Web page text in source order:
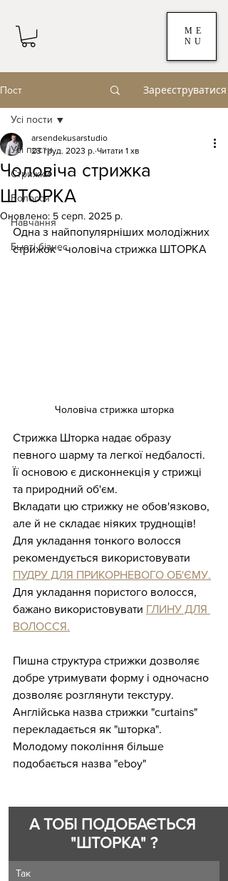
ME
NU
Пост Зареєструватися
Усі пости
Стрижки
Волосся
Навчання
Бьюті бізнес
Усі пости
Чоловіча стрижка
ШТОРКА
arsendekusarstudio
23 груд. 2023 р. Читати 1 хв
Оновлено: 5 серп. 2025 р.
Одна з найпопулярніших молодіжних
стрижок - чоловіча стрижка ШТОРКА
Чоловіча стрижка шторка
Стрижка Шторка надає образу
певного шарму та легкої недбалості.
Її основою є дисконнекція у стрижці
та природний об'єм.
Вкладати цю стрижку не обов'язково,
але й не складає ніяких труднощів!
Для укладання тонкого волосся
рекомендується використовувати
ПУДРУ ДЛЯ ПРИКОРНЕВОГО ОБ'ЄМУ.
Для укладання пористого волосся,
бажано використовувати ГЛИНУ ДЛЯ
ВОЛОССЯ.
Пишна структура стрижки дозволяє
добре утримувати форму і одночасно
дозволяє розглянути текстуру.
Англійська назва стрижки "curtains"
перекладається як "шторка".
Молодому покоління більше
подобається назва "eboy"
А ТОБІ ПОДОБАЄТЬСЯ
"ШТОРКА" ?
Так